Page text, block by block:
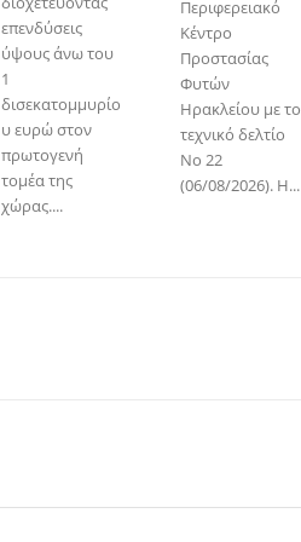
επενδύσεις
ύψους άνω του
1
δισεκατομμυρίο
υ ευρώ στον
πρωτογενή
τομέα της
χώρας....
Περιφερειακό
Κέντρο
Προστασίας
Φυτών
Ηρακλείου με το
τεχνικό δελτίο
Νο 22
(06/08/2026). Η...